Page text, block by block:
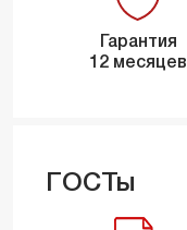
Гарантия
12 месяцев
ГОСТы